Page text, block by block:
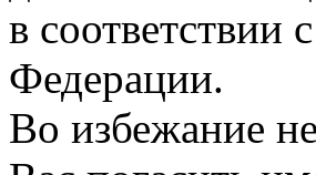
в соответствии
Федерации.
Во избежание